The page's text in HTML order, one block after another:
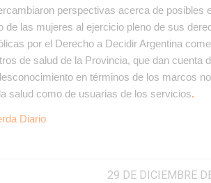
perspectivas acerca de posibles
de las mujeres al ejercicio pleno de sus
por el Derecho a Decidir Argentina
de salud de la Provincia, que dan cuenta
en términos de los marcos
salud como de usuarias de los servicios.
Diario
29 DE DICIEMBRE